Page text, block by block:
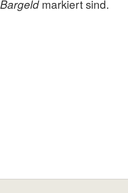
Bargeldmarkiert sind.